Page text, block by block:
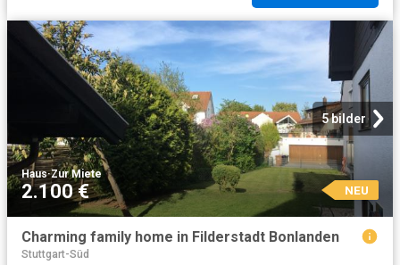
5 bilder
Haus·Zur Miete
2.100 € NEU
Charming family home in Filderstadt Bonlanden
Stuttgart-Süd